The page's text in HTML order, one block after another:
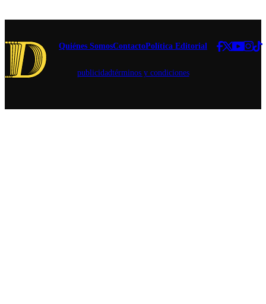
al exjefe
Quiénes SomosContactoPolítica Editorial
publicidadtérminos y condiciones